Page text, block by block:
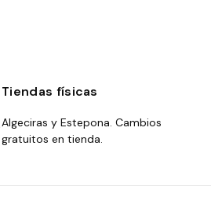
Tiendas físicas
Algeciras y Estepona. Cambios
gratuitos en tienda.